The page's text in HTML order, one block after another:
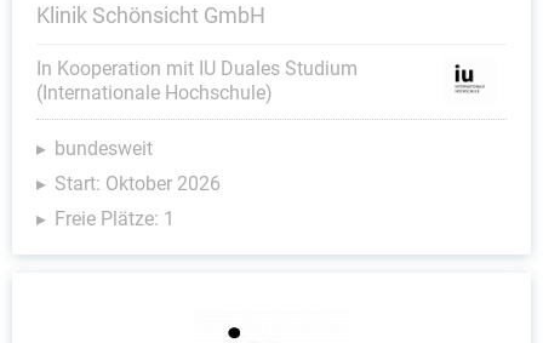
Klinik Schönsicht GmbH
In Kooperation mit IU Duales Studium
(Internationale Hochschule)
bundesweit
Start: Oktober 2026
Freie Plätze: 1